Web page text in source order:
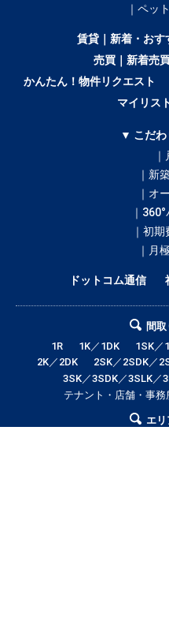
｜ペッ
賃貸｜新着・おす
売買｜新着売
かんたん！物件リクエスト
マイリス
▼ こだわ
｜新
｜オ
｜
｜初期
｜月
ドットコム通信
間
1R
1K／1DK
1SK／
2K／2DK
2SK／2SDK／
3SK／3SDK／3SLK／
テナント・店舗・事務
エ